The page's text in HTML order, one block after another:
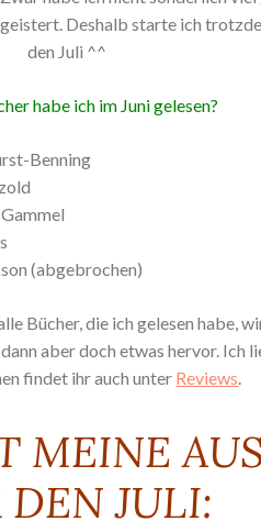
Deshalb starte ich
den Juli ^^
habe ich im Juni gelesen?
Benning
(abgebrochen)
Bücher, die ich gelesen habe,
aber doch etwas hervor. Ich
findet ihr auch unter Reviews.
MEINE
DEN JULI: